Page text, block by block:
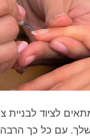
לציוד לבניית
עם כל כך הרבה